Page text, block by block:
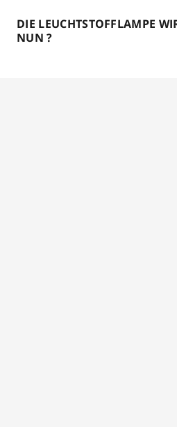
DIE LEUCHTSTOFFLAMPE
NUN ?